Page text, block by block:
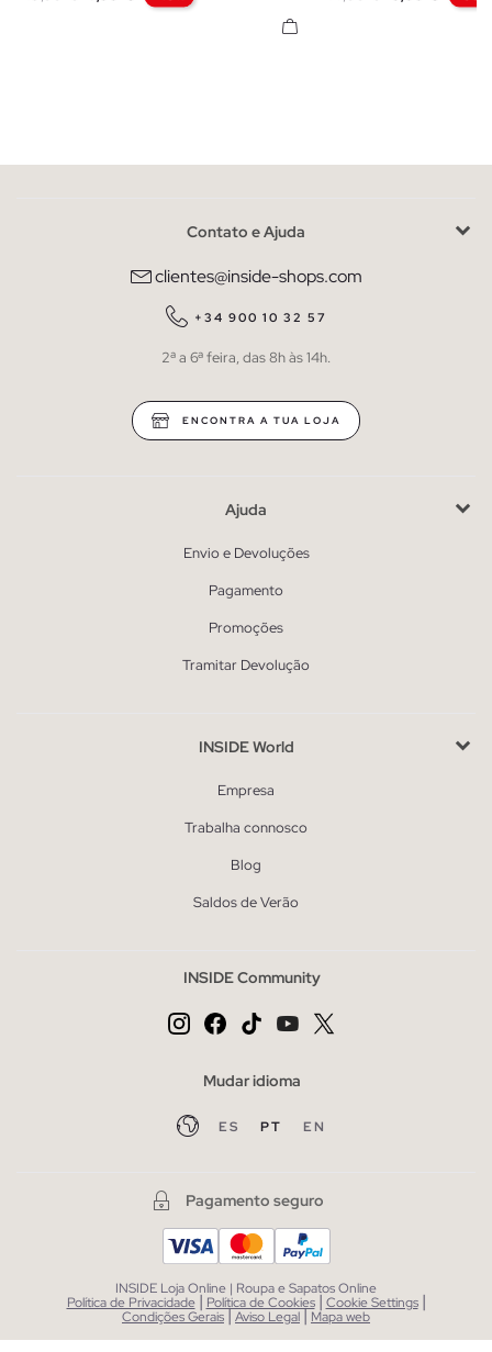
Contato e Ajuda
clientes@inside-shops.com
+34 900 10 32 57
2ª a 6ª feira, das 8h às 14h.
ENCONTRA A TUA LOJA
Ajuda
Envio e Devoluções
Pagamento
Promoções
Tramitar Devolução
INSIDE World
Empresa
Trabalha connosco
Blog
Saldos de Verão
INSIDE Community
Mudar idioma
ES PT EN
Pagamento seguro
INSIDE Loja Online | Roupa e Sapatos Online
Política de Privacidade | Política de Cookies | Cookie Settings |
Condições Gerais|Aviso Legal| Mapa web